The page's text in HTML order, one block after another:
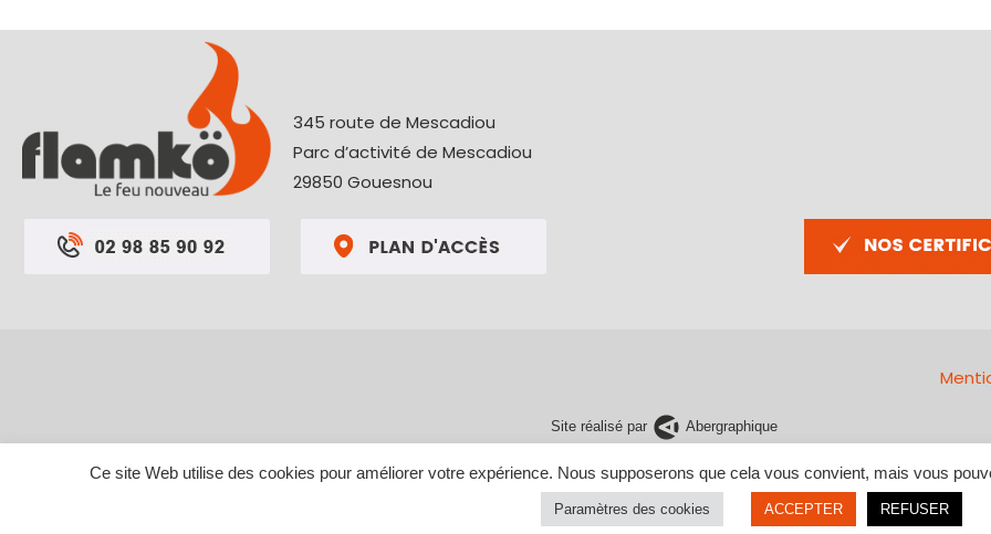
345 route de Mescadiou
Parc d’activité de Mescadiou
29850 Gouesnou
Site réalisé par Abergraphique
Ce site Web utilise des cookies pour améliorer votre expérience. Nous supposerons que cela vous convient, mais vous
Paramètres des cookies ACCEPTER REFUSER